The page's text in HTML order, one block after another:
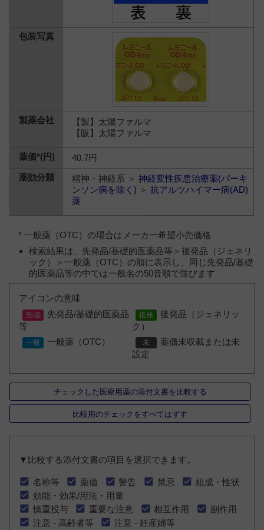
【製】太陽ファルマ
【販】太陽ファルマ
40.7円
精神・神経系 ＞神経変性疾患治療薬(パーキ
ンソン病を除く) ＞抗アルツハイマー病(AD)
薬
* 一般薬（OTC）の場合はメーカー希望小売価格
検索結果は、先発品/基礎的医薬品等＞後発品（ジェネリ
ック）＞一般薬（OTC）の順に表示し、同じ先発品/基礎
的医薬品等の中では一般名の50音順で並びます
アイコンの意味
先発品/基礎的医薬品
等
後発品（ジェネリッ
ク）
一般薬（OTC）
薬価未収載または未
設定
チェックした医療用薬の添付文書を比較する
比較用のチェックをすべてはずす
▼比較する添付文書の項目を選択できます。
名称等 薬価 警告 禁忌
組成・性状
効能・効果/用法・用量
慎重投与
重要な注意 相互作用
副作用
注意 - 高齢者等
注意 - 妊産婦等